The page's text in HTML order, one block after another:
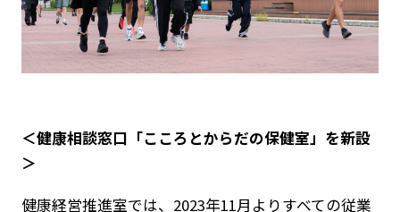
採用情報
Play fashion!
＜健康相談窓口「こころとからだの保健室」を新設
＞
健康経営推進室では、2023年11月よりすべての従業